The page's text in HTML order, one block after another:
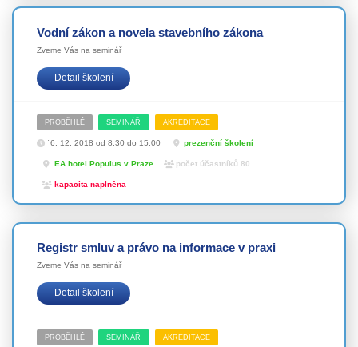
Vodní zákon a novela stavebního zákona
Zveme Vás na seminář
Detail školení
PROBĚHLÉ SEMINÁŘ AKREDITACE
¨6. 12. 2018 od 8:30 do 15:00 prezenční školení
EA hotel Populus v Praze počet účastníků 80
kapacita naplněna
Registr smluv a právo na informace v praxi
Zveme Vás na seminář
Detail školení
PROBĚHLÉ SEMINÁŘ AKREDITACE